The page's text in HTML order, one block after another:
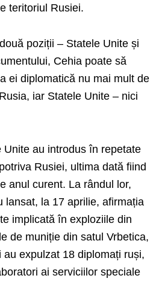
teritoriul Rusiei.
poziții – Statele Unite și
Cehia poate să
ei diplomatică nu mai mult de
iar Statele Unite – nici
Unite au introdus în repetate
Rusiei, ultima dată fiind
anul curent. La rândul lor,
lansat, la 17 aprilie, afirmația
implicată în exploziile din
de muniție din satul Vrbetica,
expulzat 18 diplomați ruși,
ai serviciilor speciale